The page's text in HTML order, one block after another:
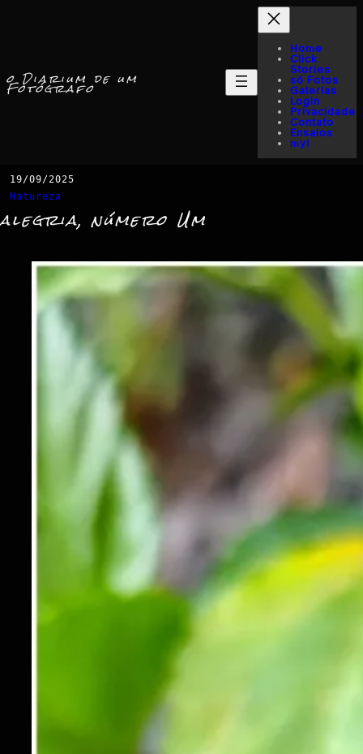
o Diarium de um
Fotógrafo
Home
Click
Stories
só Fotos
Galerias
Login
Privacidade
Contato
Ensaios
myI
19/09/2025
Natureza
alegria, número Um